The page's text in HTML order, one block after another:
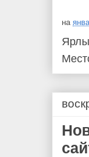
на